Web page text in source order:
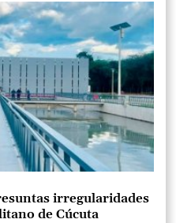
irregularidades
de Cúcuta